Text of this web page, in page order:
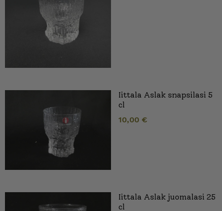
Iittala Aslak snapsilasi 5
cl
10,00 €
Iittala Aslak juomalasi 25
cl